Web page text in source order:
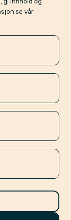
gi innhold og
se vår